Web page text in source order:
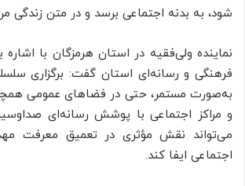
شود، به بدنه اجتماعی برسد و در متن زندگی
نماینده ولی‌فقیه در استان هرمزگان با
فرهنگی و رسانه‌ای استان گفت: برگزاری
به‌صورت مستمر، حتی در فضاهای عمومی
و مراکز اجتماعی با پوشش رسانه‌ای
می‌تواند نقش مؤثری در تعمیق معرفت
اجتماعی ایفا کند.